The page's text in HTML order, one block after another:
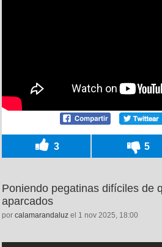
3 5
Poniendo pegatinas difíciles de
aparcados
por calamarandaluz el 1 nov 2025, 18:00